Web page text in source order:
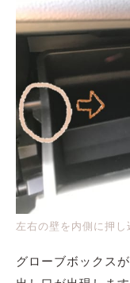
左右の壁を内側に押
グローブボックス